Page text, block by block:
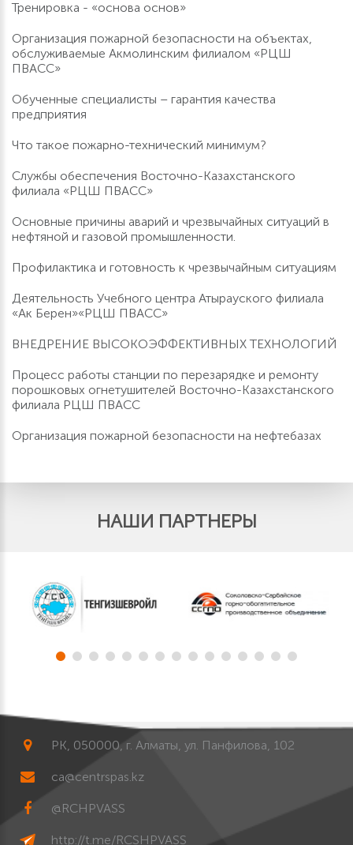
Тренировка - «основа основ»
Организация пожарной безопасности на объектах,
обслуживаемые Акмолинским филиалом «РЦШ
ПВАСС»
Обученные специалисты – гарантия качества
предприятия
Что такое пожарно-технический минимум?
Службы обеспечения Восточно-Казахстанского
филиала «РЦШ ПВАСС»
Основные причины аварий и чрезвычайных ситуаций в
нефтяной и газовой промышленности.
Профилактика и готовность к чрезвычайным ситуациям
Деятельность Учебного центра Атырауского филиала
«Ак Берен»«РЦШ ПВАСС»
ВНЕДРЕНИЕ ВЫСОКОЭФФЕКТИВНЫХ ТЕХНОЛОГИЙ
Процесс работы станции по перезарядке и ремонту
порошковых огнетушителей Восточно-Казахстанского
филиала РЦШ ПВАСС
Организация пожарной безопасности на нефтебазах
НАШИ ПАРТНЕРЫ
РК, 050000, г. Алматы, ул. Панфилова, 102
ca@centrspas.kz
@RCHPVASS
http://t.me/RCSHPVASS